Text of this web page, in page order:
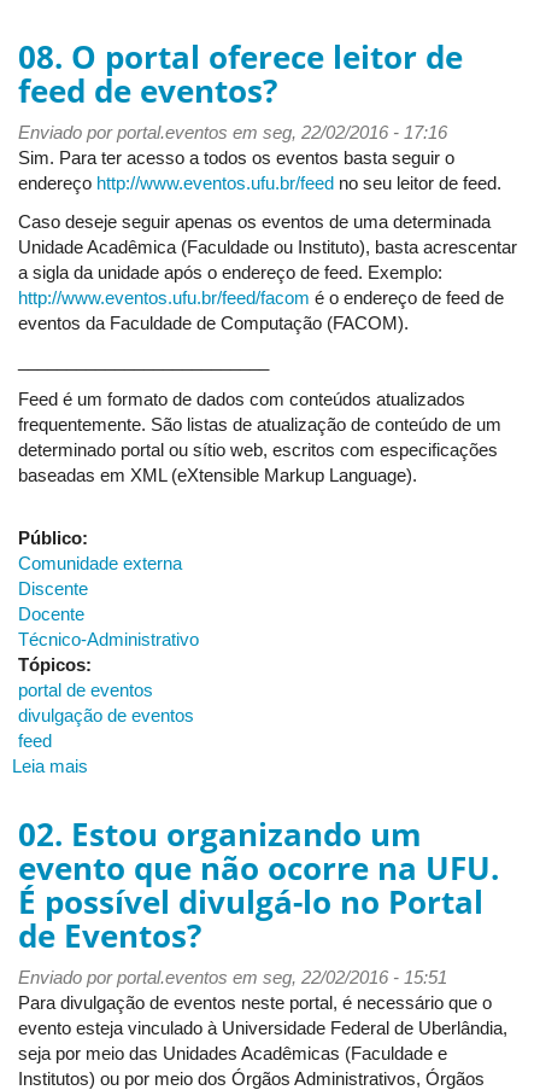
de
Eventos
08. O portal oferece leitor de
feed de eventos?
Enviado porportal.eventos em seg, 22/02/2016 - 17:16
Sim. Para ter acesso a todos os eventos basta seguir o
endereço http://www.eventos.ufu.br/feed no seu leitor de feed.
Caso deseje seguir apenas os eventos de uma determinada
Unidade Acadêmica (Faculdade ou Instituto), basta acrescentar
a sigla da unidade após o endereço de feed. Exemplo:
http://www.eventos.ufu.br/feed/facom é o endereço de feed de
eventos da Faculdade de Computação (FACOM).
Feed é um formato de dados com conteúdos atualizados
frequentemente. São listas de atualização de conteúdo de um
determinado portal ou sítio web, escritos com especificações
baseadas em XML (eXtensible Markup Language).
Público:
Comunidade externa
Discente
Docente
Técnico-Administrativo
Tópicos:
portal de eventos
divulgação de eventos
feed
Leia mais
portal
oferece
leitor
de
feed
eventos?
02. Estou organizando um
evento que não ocorre na UFU.
É possível divulgá-lo no Portal
de Eventos?
Enviado porportal.eventos em seg, 22/02/2016 - 15:51
Para divulgação de eventos neste portal, é necessário que o
evento esteja vinculado à Universidade Federal de Uberlândia,
seja por meio das Unidades Acadêmicas (Faculdade e
Institutos) ou por meio dos Órgãos Administrativos, Órgãos